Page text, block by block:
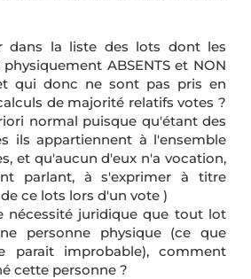
dans la liste des lots dont les
ABSENTS et NON
et qui donc ne sont pas pris en
de majorité relatifs votes ?
normal puisque qu'étant des
ils appartiennent à l'ensemble
et qu'aucun d'eux n'a vocation,
parlant, à s'exprimer à titre
ce lots lors d'un vote )
nécessité juridique que tout lot
personne physique (ce que
parait improbable), comment
cette personne ?